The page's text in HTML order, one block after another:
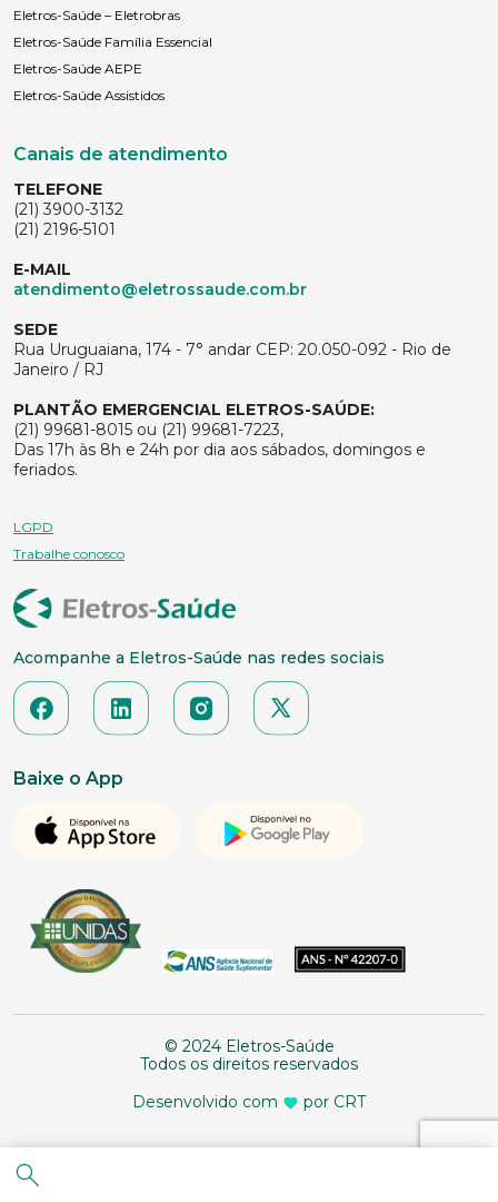
Eletros-Saúde – Eletrobras
Eletros-Saúde Família Essencial
Eletros-Saúde AEPE
Eletros-Saúde Assistidos
Canais de atendimento
TELEFONE
(21) 3900-3132
(21) 2196-5101
E-MAIL
atendimento@eletrossaude.com.br
SEDE
Rua Uruguaiana, 174 - 7° andar CEP: 20.050-092 - Rio de
Janeiro / RJ
PLANTÃO EMERGENCIAL ELETROS-SAÚDE:
(21) 99681-8015 ou (21) 99681-7223,
Das 17h às 8h e 24h por dia aos sábados, domingos e
feriados.
LGPD
Trabalhe conosco
Acompanhe a Eletros-Saúde nas redes sociais
Baixe o App
© 2024 Eletros-Saúde
Todos os direitos reservados
Desenvolvido com
por CRT